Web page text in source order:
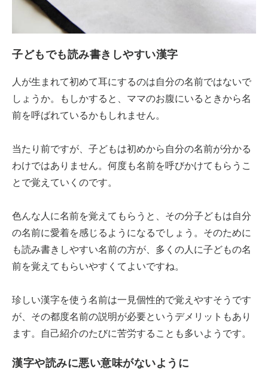
子どもでも読み書きしやすい漢字
人が生まれて初めて耳にするのは自分の名前ではないで
しょうか。もしかすると、ママのお腹にいるときから名
前を呼ばれているかもしれません。
当たり前ですが、子どもは初めから自分の名前が分かる
わけではありません。何度も名前を呼びかけてもらうこ
とで覚えていくのです。
色んな人に名前を覚えてもらうと、その分子どもは自分
の名前に愛着を感じるようになるでしょう。そのために
も読み書きしやすい名前の方が、多くの人に子どもの名
前を覚えてもらいやすくてよいですね。
珍しい漢字を使う名前は一見個性的で覚えやすそうです
が、その都度名前の説明が必要というデメリットもあり
ます。自己紹介のたびに苦労することも多いようです。
漢字や読みに悪い意味がないように